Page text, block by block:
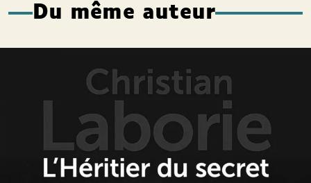
Du même auteur